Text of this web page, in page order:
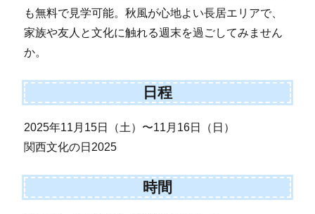
も無料で見学可能。秋風が心地よい長居エリアで、
家族や友人と文化に触れる週末を過ごしてみません
か。
日程
2025年11月15日（土）〜11月16日（日）
関西文化の日2025
時間